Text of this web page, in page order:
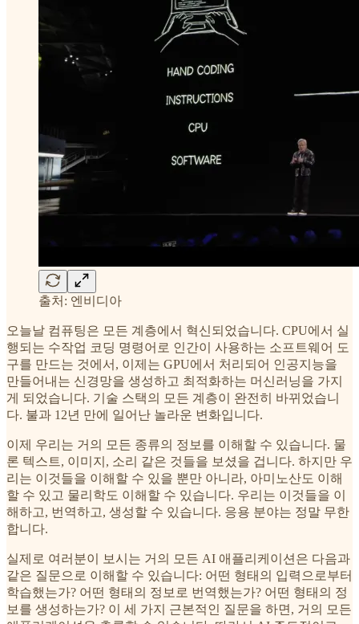
출처: 엔비디아
오늘날 컴퓨팅은 모든 계층에서 혁신되었습니다. CPU에서 실
행되는 수작업 코딩 명령어로 인간이 사용하는 소프트웨어 도
구를 만드는 것에서, 이제는 GPU에서 처리되어 인공지능을
만들어내는 신경망을 생성하고 최적화하는 머신러닝을 가지
게 되었습니다. 기술 스택의 모든 계층이 완전히 바뀌었습니
다. 불과 12년 만에 일어난 놀라운 변화입니다.
이제 우리는 거의 모든 종류의 정보를 이해할 수 있습니다. 물
론 텍스트, 이미지, 소리 같은 것들을 보셨을 겁니다. 하지만 우
리는 이것들을 이해할 수 있을 뿐만 아니라, 아미노산도 이해
할 수 있고 물리학도 이해할 수 있습니다. 우리는 이것들을 이
해하고, 번역하고, 생성할 수 있습니다. 응용 분야는 정말 무한
합니다.
실제로 여러분이 보시는 거의 모든 AI 애플리케이션은 다음과
같은 질문으로 이해할 수 있습니다: 어떤 형태의 입력으로부터
학습했는가? 어떤 형태의 정보로 번역했는가? 어떤 형태의 정
보를 생성하는가? 이 세 가지 근본적인 질문을 하면, 거의 모든